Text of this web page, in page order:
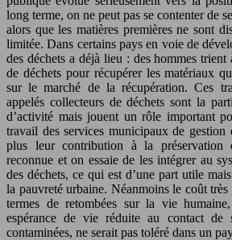
long terme, on ne peut pas se contenter de
alors que les matières premières ne sont
limitée. Dans certains pays en voie de
des déchets a déjà lieu : des hommes
de déchets pour récupérer les matériaux
sur le marché de la récupération. Ces
appelés collecteurs de déchets sont la
d’activité mais jouent un rôle important
travail des services municipaux de gestion
plus leur contribution à la préservation
reconnue et on essaie de les intégrer au
des déchets, ce qui est d’une part utile
la pauvreté urbaine. Néanmoins le coût très
termes de retombées sur la vie
espérance de vie réduite au contact de
contaminées, ne serait pas toléré dans un